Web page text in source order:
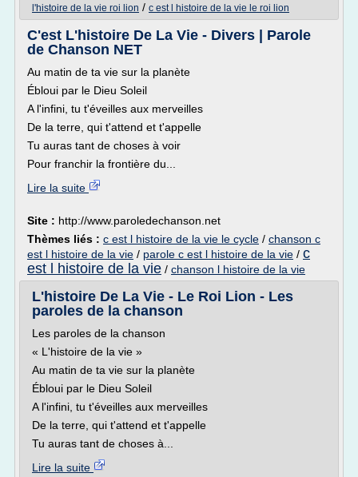
l'histoire de la vie roi lion / c est l histoire de la vie le roi lion
C'est L'histoire De La Vie - Divers | Parole
de Chanson NET
Au matin de ta vie sur la planète
Ébloui par le Dieu Soleil
A l'infini, tu t'éveilles aux merveilles
De la terre, qui t'attend et t'appelle
Tu auras tant de choses à voir
Pour franchir la frontière du...
Lire la suite
Site : http://www.paroledechanson.net
Thèmes liés : c est l histoire de la vie le cycle / chanson c
est l histoire de la vie / parole c est l histoire de la vie / c
est l histoire de la vie / chanson l histoire de la vie
L'histoire De La Vie - Le Roi Lion - Les
paroles de la chanson
Les paroles de la chanson
« L'histoire de la vie »
Au matin de ta vie sur la planète
Ébloui par le Dieu Soleil
A l'infini, tu t'éveilles aux merveilles
De la terre, qui t'attend et t'appelle
Tu auras tant de choses à...
Lire la suite